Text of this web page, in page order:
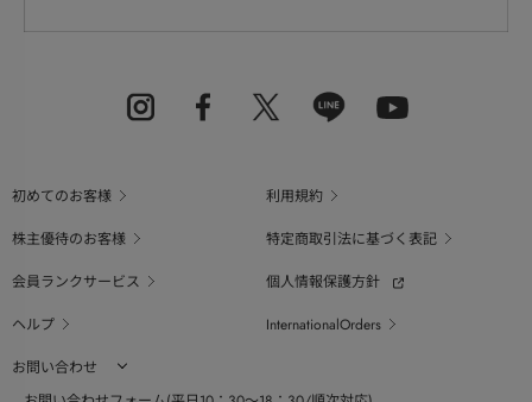
初めてのお客様
利用規約
株主優待のお客様
特定商取引法に基づく表記
会員ランクサービス
個人情報保護方針
ヘルプ
InternationalOrders
お問い合わせ